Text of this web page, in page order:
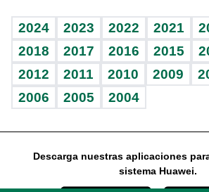
Vida y familia
Eñe
Celebrando la vida
Sin complejos
En pocas palabras
Escuchando al corazón
Economía Personal
BRV
TBT Deportivo
Ágora
Guía del dinero
Horóscopos
2024 2023 2022 2021
2018
2017 2016 2015
2012
2011 2010 2009
2006
2005 2004
Descarga nuestras aplicaciones
sistema Huawei.